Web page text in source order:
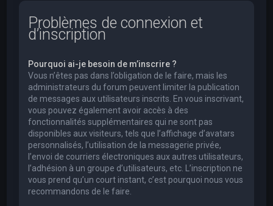
Problèmes de connexion et
d’inscription
Pourquoi ai-je besoin de m’inscrire ?
Vous n’êtes pas dans l’obligation de le faire, mais les
administrateurs du forum peuvent limiter la publication
de messages aux utilisateurs inscrits. En vous inscrivant,
vous pouvez également avoir accès à des
fonctionnalités supplémentaires qui ne sont pas
disponibles aux visiteurs, tels que l’affichage d’avatars
personnalisés, l’utilisation de la messagerie privée,
l’envoi de courriers électroniques aux autres utilisateurs,
l’adhésion à un groupe d’utilisateurs, etc. L’inscription ne
vous prend qu’un court instant, c’est pourquoi nous vous
recommandons de le faire.